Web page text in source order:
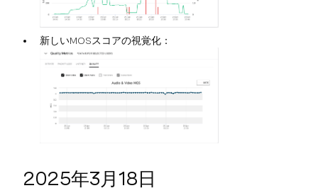
新しいMOSスコアの視覚化：
2025年3月18日